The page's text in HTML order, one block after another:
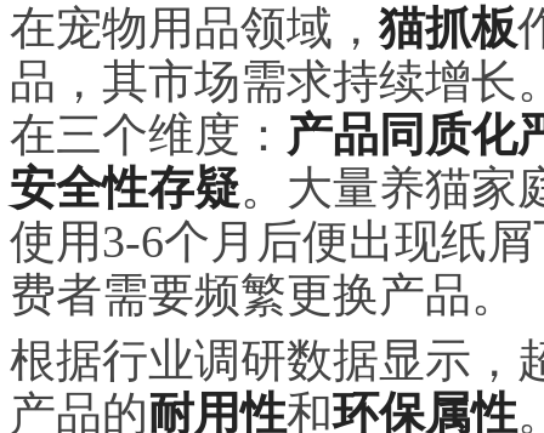
在宠物用品领域，猫抓板
品，其市场需求持续增长
在三个维度： 产品同质化
安全性存疑。大量养猫家
使用3-6个月后便出现纸
费者需要频繁更换产品。
根据行业调研数据显示，
产品的耐用性和环保属性